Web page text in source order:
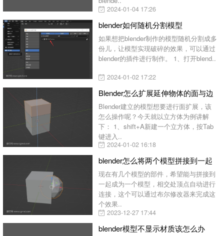
2024-01-04 17:26
blender如何随机分割模型
如果想把blender制作的模型随机分割成多
份儿，让模型实现破碎的效果，可以通过
blender的插件进行制作。 1、打开blend..
2024-01-02 17:22
Blender怎么扩展延伸物体的面与边
Blender建立的模型想要进行面扩展，该
怎么操作呢？今天就以立方体为例讲解
下： 1、shift+A新建一个立方体，按Tab
键进入..
2024-01-02 16:18
blender怎么将两个模型拼接到一起
现在有几个模型的部件，希望能与拼接到
一起成为一个模型，相交处顶点自动进行
连接，这个可以通过布尔修改器来完成这
个效果..
2023-12-27 17:44
blender模型不显示材质该怎么办